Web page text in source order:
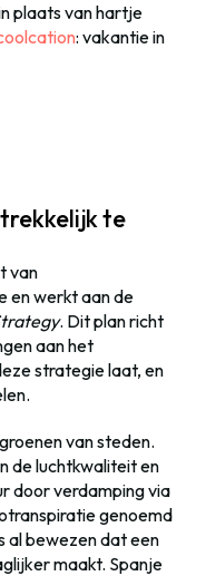
plaats van hartje
: vakantie in
te
van
en werkt aan de
. Dit plan richt
aan het
strategie laat, en
van steden.
de luchtkwaliteit en
door verdamping via
genoemd
al bewezen dat een
maakt. Spanje